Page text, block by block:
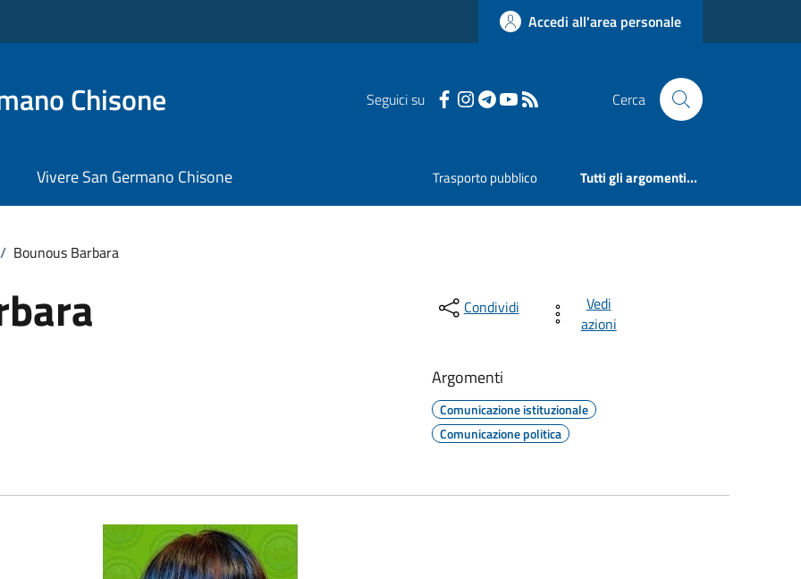
Accedi all'area personale
Chisone Seguici su Cerca
Vivere San Germano Chisone Trasporto pubblico Tutti gli argomenti...
/ Bounous Barbara
Condividi
Vedi
azioni
Argomenti
Comunicazione istituzionale
Comunicazione politica